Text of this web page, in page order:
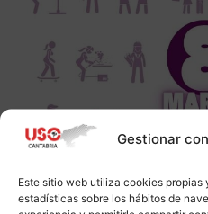
Gestionar
Este sitio web utiliza cookies propias
estadísticas sobre los hábitos de